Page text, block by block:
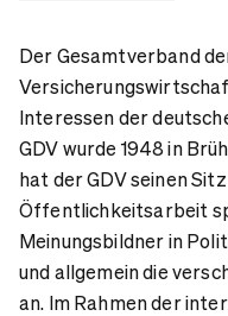
Der Gesamtverband
Interessen der
GDV wurde 1948 in
hat der GDV seinen
Öffentlichkeitsarbeit
Meinungsbildner in
und allgemein die
an. Im Rahmen der